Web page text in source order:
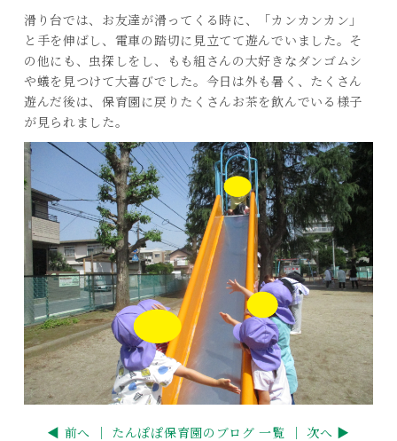
滑り台では、お友達が滑ってくる時に、「カンカンカン」
と手を伸ばし、電車の踏切に見立てて遊んでいました。そ
の他にも、虫探しをし、もも組さんの大好きなダンゴムシ
や蟻を見つけて大喜びでした。今日は外も暑く、たくさん
遊んだ後は、保育園に戻りたくさんお茶を飲んでいる様子
が見られました。
◀ 前へ ｜ たんぽぽ保育園のブログ 一覧 ｜ 次へ ▶